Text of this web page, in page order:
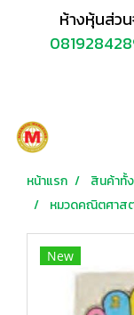
ห้างหุ้นส่ว
หน้าแรก สินค้าทั้
หมวดคณิตศาส
New